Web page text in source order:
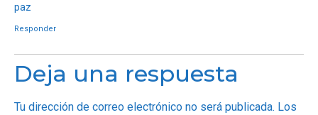
paz
Responder
Deja una respuesta
Tu dirección de correo electrónico no será publicada. Los